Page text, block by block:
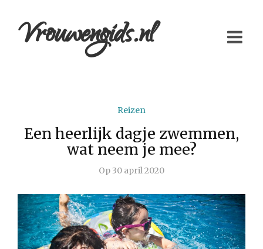
Vrouwengids.nl
Reizen
Een heerlijk dagje zwemmen,
wat neem je mee?
Op 30 april 2020